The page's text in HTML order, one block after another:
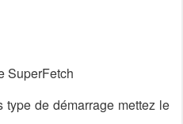
SuperFetch
type de démarrage mettez le